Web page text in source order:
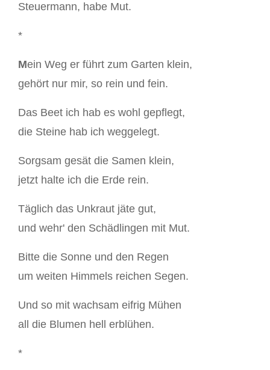
Steuermann, habe Mut.
*
Mein Weg er führt zum Garten klein,
gehört nur mir, so rein und fein.
Das Beet ich hab es wohl gepflegt,
die Steine hab ich weggelegt.
Sorgsam gesät die Samen klein,
jetzt halte ich die Erde rein.
Täglich das Unkraut jäte gut,
und wehr' den Schädlingen mit Mut.
Bitte die Sonne und den Regen
um weiten Himmels reichen Segen.
Und so mit wachsam eifrig Mühen
all die Blumen hell erblühen.
*